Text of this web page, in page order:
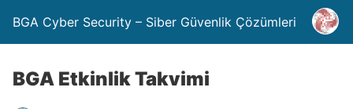
BGA Cyber Security – Siber Güvenlik Çözümleri
BGA Etkinlik Takvimi